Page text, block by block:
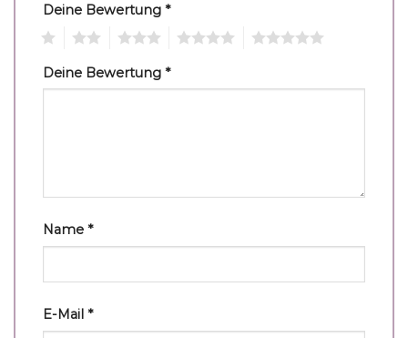
Deine Bewertung *
Deine Bewertung *
Name *
E-Mail *